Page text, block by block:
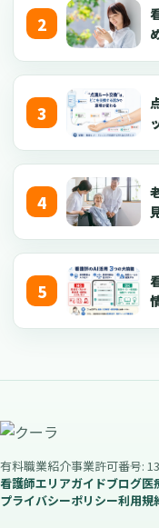
有料職業紹介事業許可番号:
看護師エリアガイドブログ医
プライバシーポリシー利用規